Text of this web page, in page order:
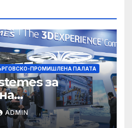
ПРОМИШЛЕНА ПАЛАТА
за
на AI
в Китай
ADMIN